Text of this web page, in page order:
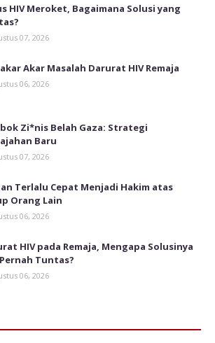
HIV Meroket, Bagaimana Solusi yang
07, 2026
Akar Masalah Darurat HIV Remaja
06, 2026
Zi*nis Belah Gaza: Strategi
Baru
07, 2026
Terlalu Cepat Menjadi Hakim atas
Orang Lain
06, 2026
HIV pada Remaja, Mengapa Solusinya
Tuntas?
06, 2026